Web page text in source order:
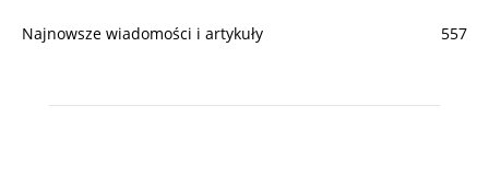
Najnowsze wiadomości i artykuły 557